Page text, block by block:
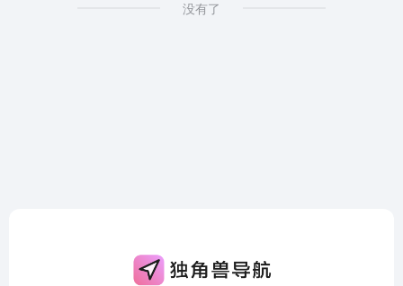
没有了